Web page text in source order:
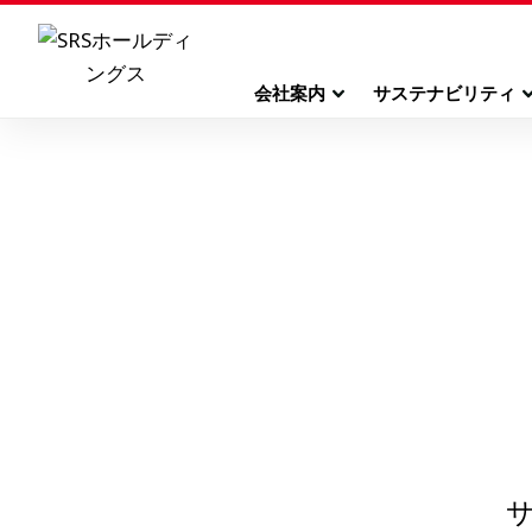
会社案内 サステナビリティ